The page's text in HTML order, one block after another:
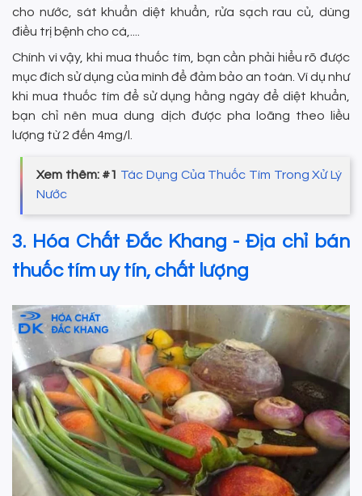
cho nước, sát khuẩn diệt khuẩn, rửa sạch rau củ, dùng
điều trị bệnh cho cá,....
Chính vì vậy, khi mua thuốc tím, bạn cần phải hiểu rõ được
mục đích sử dụng của mình để đảm bảo an toàn. Ví dụ như
khi mua thuốc tím để sử dụng hằng ngày để diệt khuẩn,
bạn chỉ nên mua dung dịch được pha loãng theo liều
lượng từ 2 đến 4mg/l.
Xem thêm: #1 Tác Dụng Của Thuốc Tím Trong Xử Lý
Nước
3. Hóa Chất Đắc Khang - Địa chỉ bán
thuốc tím uy tín, chất lượng